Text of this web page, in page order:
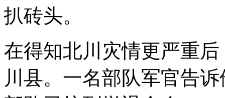
扒砖头。
在得知北川灾情更严重
川县。一名部队军官告